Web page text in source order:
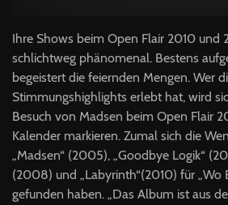
Ihre Shows beim Open Flair 2010 und
schlichtweg phänomenal. Bestens
begeistert die feiernden Mengen. Wer
Stimmungshighlights erlebt hat, wird
Besuch von Madsen beim Open Flair
Kalender markieren. Zumal sich die
„Madsen“ (2005), „Goodbye Logik“
(2008) und „Labyrinth“(2010) für „Wo
gefunden haben. „Das Album ist aus